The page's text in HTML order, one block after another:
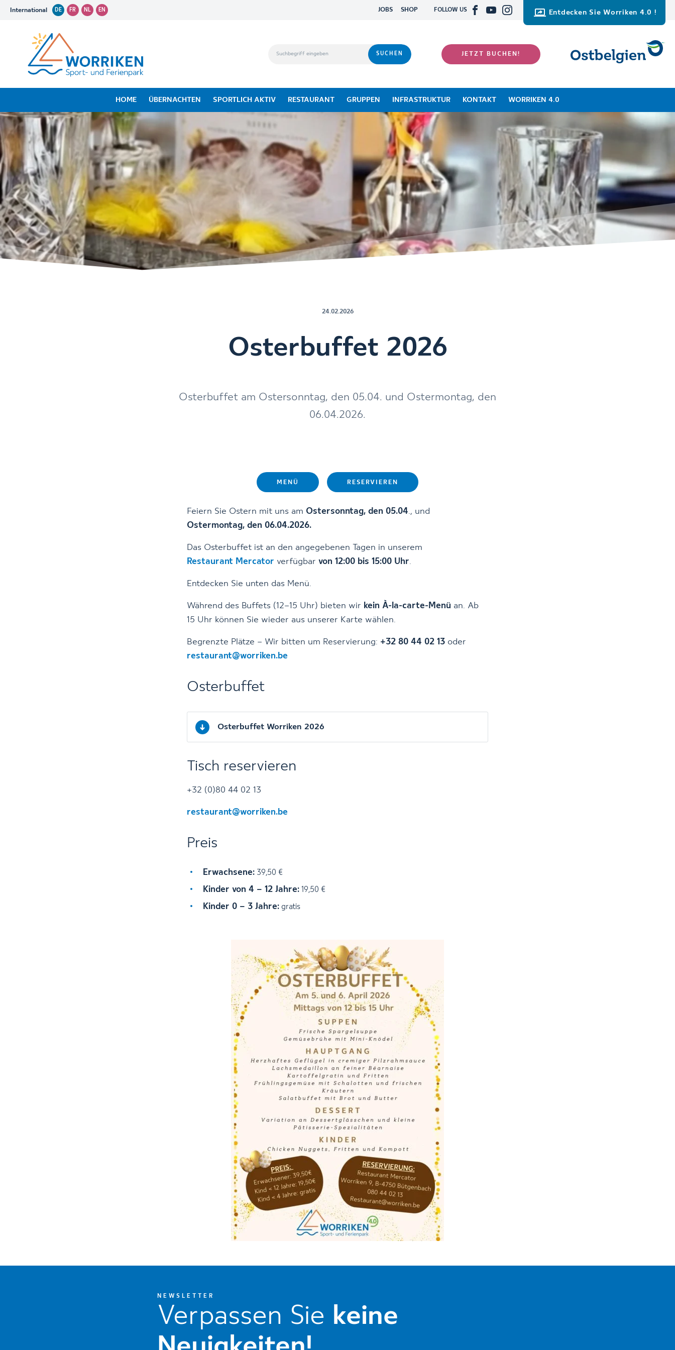
International DE FR NL EN JOBS SHOP FOLLOW US Entdecken Sie Worriken 4.0 !
JETZT BUCHEN!
HOME ÜBERNACHTEN SPORTLICH AKTIV RESTAURANT GRUPPEN INFRASTRUKTUR KONTAKT WORRIKEN 4.0
24.02.2026
Osterbuffet 2026
Osterbuffet am Ostersonntag, den 05.04. und Ostermontag, den
06.04.2026.
MENÜ RESERVIEREN
Feiern Sie Ostern mit uns am Ostersonntag, den 05.04., und
Ostermontag, den 06.04.2026.
Das Osterbuffet ist an den angegebenen Tagen in unserem
Restaurant Mercator verfügbar von 12:00 bis 15:00 Uhr.
Entdecken Sie unten das Menü.
Während des Buffets (12–15 Uhr) bieten wir kein À-la-carte-Menü an. Ab
15 Uhr können Sie wieder aus unserer Karte wählen.
Begrenzte Plätze – Wir bitten um Reservierung: +32 80 44 02 13 oder
restaurant@worriken.be
Osterbuffet
Osterbuffet Worriken 2026
Tisch reservieren
+32 (0)80 44 02 13
restaurant@worriken.be
Preis
Erwachsene: 39,50 €
Kinder von 4 – 12 Jahre: 19,50 €
Kinder 0 – 3 Jahre: gratis
NEWSLETTER
Verpassen Sie keine